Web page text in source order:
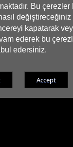
Bu çerezler
nasıl
kapatarak
ederek bu
edersiniz.